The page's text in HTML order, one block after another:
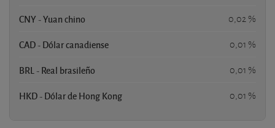
CNY - Yuan chino 0,02 %
CAD - Dólar canadiense 0,01 %
BRL - Real brasileño 0,01 %
HKD - Dólar de Hong Kong 0,01 %